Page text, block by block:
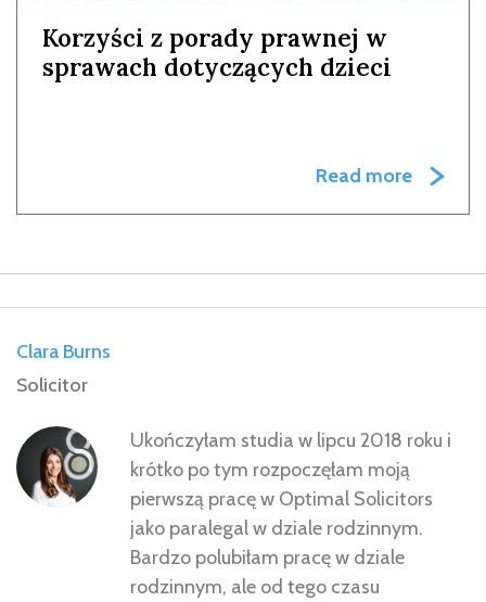
Korzyści z porady prawnej w
sprawach dotyczących dzieci
Read more
Clara Burns
Solicitor
Ukończyłam studia w lipcu 2018 roku i
krótko po tym rozpoczęłam moją
pierwszą pracę w Optimal Solicitors
jako paralegal w dziale rodzinnym.
Bardzo polubiłam pracę w dziale
rodzinnym, ale od tego czasu